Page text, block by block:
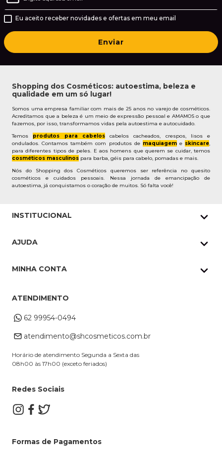
Eu aceito receber novidades e ofertas em meu email
Enviar
Shopping dos Cosméticos: autoestima, beleza e
qualidade em um só lugar!
Somos uma empresa familiar com mais de 25 anos no varejo de cosméticos.
Acreditamos que a beleza é um meio de expressão pessoal e AMAMOS o que
fazemos, por isso, transformamos vidas pela autoestima e autocuidado.
Temos produtos para cabeloscabelos cacheados, crespos, lisos e
ondulados. Contamos também com produtos de maquiageme skincare,
para diferentes tipos de peles. E aos homens que querem se cuidar, temos
cosméticos masculinos para barba, géis para cabelo, pomadas e mais.
Nós do Shopping dos Cosméticos queremos ser referência no quesito
cosméticos e cuidados pessoais. Nessa jornada de emancipação de
autoestima, já conquistamos o coração de muitos. Só falta você!
INSTITUCIONAL
Pedidos Whatsapp
Cupons
AJUDA
Troca e Devoluções
Dúvidas Frequentes
MINHA CONTA
Alterar Cadastro
ATENDIMENTO
62 99954-0494
atendimento@shcosmeticos.com.br
Horário de atendimento Segunda a Sexta das
08h00 às 17h00 (exceto feriados)
Redes Sociais
Formas de Pagamentos